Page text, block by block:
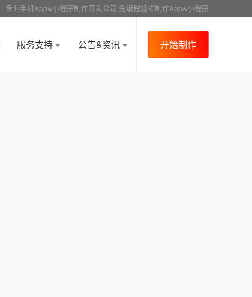
专业手机App&小程序制作开发公司,免编程轻松制作App&小程序
服务支持 公告&资讯 开始制作